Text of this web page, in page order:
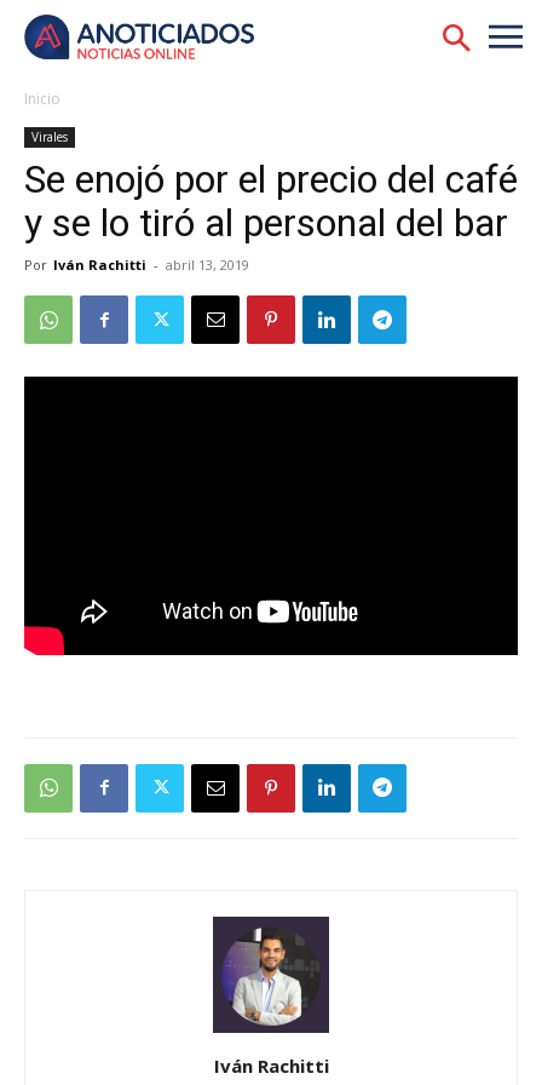
Inicio
Virales
Se enojó por el precio del café
y se lo tiró al personal del bar
Por Iván Rachitti - abril 13, 2019
Iván Rachitti